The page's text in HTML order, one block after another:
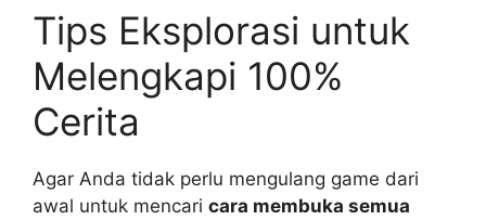
Tips Eksplorasi untuk
Melengkapi 100%
Cerita
Agar Anda tidak perlu mengulang game dari
awal untuk mencari cara membuka semua